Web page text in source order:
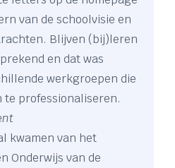
van de schoolvisie en
Blijven (bij)leren
en dat was
werkgroepen die
te professionaliseren.
kwamen van het
Onderwijs van de